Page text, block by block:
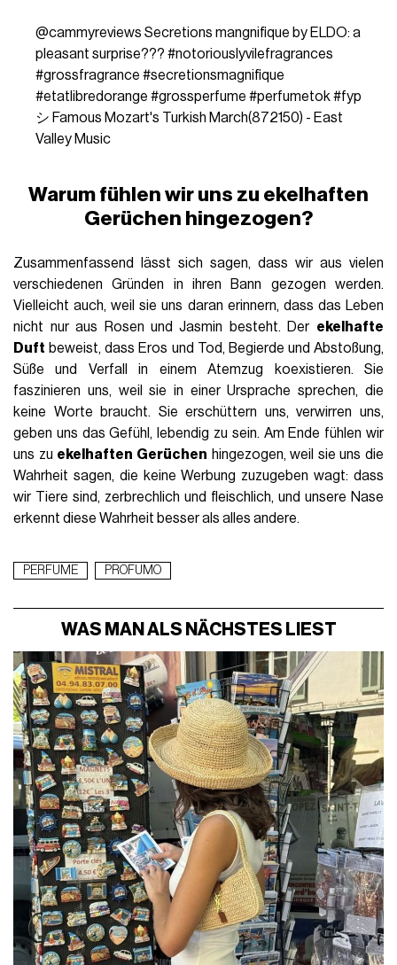
@cammyreviews Secretions mangnifique by ELDO: a
pleasant surprise??? #notoriouslyvilefragrances
#grossfragrance #secretionsmagnifique
#etatlibredorange #grossperfume #perfumetok #fyp
シ Famous Mozart's Turkish March(872150) - East
Valley Music
Warum fühlen wir uns zu ekelhaften
Gerüchen hingezogen?
Zusammenfassend lässt sich sagen, dass wir aus vielen
verschiedenen Gründen in ihren Bann gezogen werden.
Vielleicht auch, weil sie uns daran erinnern, dass das Leben
nicht nur aus Rosen und Jasmin besteht. Der ekelhafte
Duft beweist, dass Eros und Tod, Begierde und Abstoßung,
Süße und Verfall in einem Atemzug koexistieren. Sie
faszinieren uns, weil sie in einer Ursprache sprechen, die
keine Worte braucht. Sie erschüttern uns, verwirren uns,
geben uns das Gefühl, lebendig zu sein. Am Ende fühlen wir
uns zu ekelhaften Gerüchen hingezogen, weil sie uns die
Wahrheit sagen, die keine Werbung zuzugeben wagt: dass
wir Tiere sind, zerbrechlich und fleischlich, und unsere Nase
erkennt diese Wahrheit besser als alles andere.
PERFUME PROFUMO
WAS MAN ALS NÄCHSTES LIEST